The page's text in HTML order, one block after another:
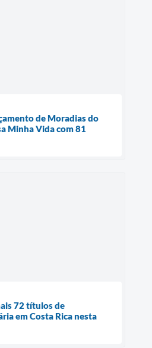
de Moradias do
Minha Vida com 81
72 títulos de
em Costa Rica nesta